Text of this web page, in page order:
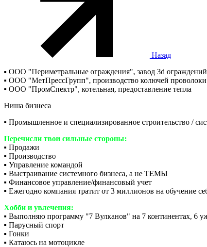
Назад
▪️ ООО "Периметральные ограждения", завод 3d
▪️ ООО "МетПрессГрупп", производство колючей
▪️ ООО "ПромСпектр", котельная, предоставление тепла
Ниша бизнеса
▪️ Промышленное и специализированное строительство /
Перечисли твои сильные стороны:
▪️ Продажи
▪️ Производство
▪️ Управление командой
▪️ Выстраивание системного бизнеса, а не ТЕМЫ
▪️ Финансовое управление/финансовый учет
▪️ Ежегодно компания тратит от 3 миллионов на обучение
Хобби и увлечения:
▪️ Выполняю программу "7 Вулканов" на 7 континентах, 6
▪️ Парусный спорт
▪️ Гонки
▪️ Катаюсь на мотоцикле